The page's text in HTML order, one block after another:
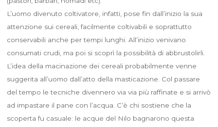
L’uomo divenuto coltivatore, infatti, pose fin dall’inizio la sua
attenzione sui cereali, facilmente coltivabili e soprattutto
conservabili anche per tempi lunghi. All’inizio venivano
consumati crudi, ma poi si scoprì la possibilità di abbrustolirli.
L’idea della macinazione dei cereali probabilmente venne
suggerita all’uomo dall’atto della masticazione. Col passare
del tempo le tecniche divennero via via più raffinate e si arrivò
ad impastare il pane con l’acqua. C’è chi sostiene che la
scoperta fu casuale: le acque del Nilo bagnarono questa